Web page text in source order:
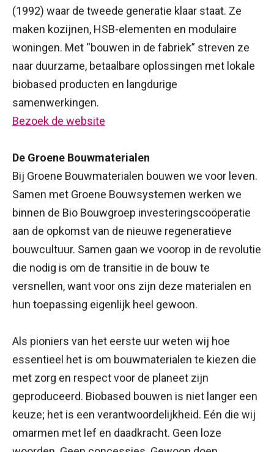
(1992) waar de tweede generatie klaar staat. Ze
maken kozijnen, HSB-elementen en modulaire
woningen. Met “bouwen in de fabriek” streven ze
naar duurzame, betaalbare oplossingen met lokale
biobased producten en langdurige
samenwerkingen.
Bezoek de website
De Groene Bouwmaterialen
Bij Groene Bouwmaterialen bouwen we voor leven.
Samen met Groene Bouwsystemen werken we
binnen de Bio Bouwgroep investeringscoöperatie
aan de opkomst van de nieuwe regeneratieve
bouwcultuur. Samen gaan we voorop in de revolutie
die nodig is om de transitie in de bouw te
versnellen, want voor ons zijn deze materialen en
hun toepassing eigenlijk heel gewoon.
Als pioniers van het eerste uur weten wij hoe
essentieel het is om bouwmaterialen te kiezen die
met zorg en respect voor de planeet zijn
geproduceerd. Biobased bouwen is niet langer een
keuze; het is een verantwoordelijkheid. Eén die wij
omarmen met lef en daadkracht. Geen loze